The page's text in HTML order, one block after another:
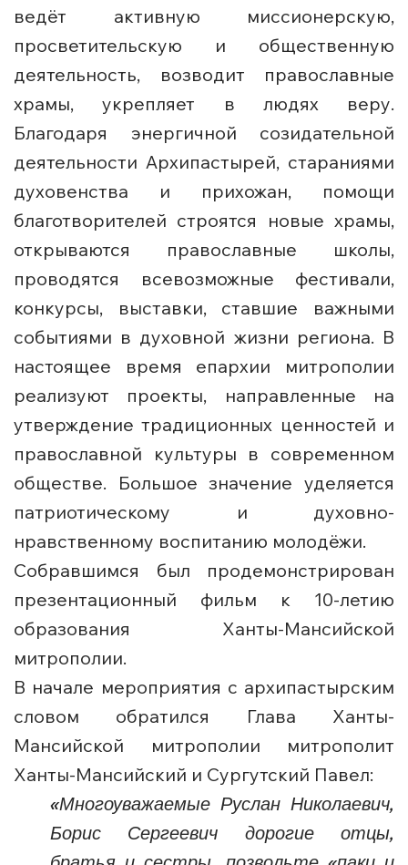
ведёт активную миссионерскую,
просветительскую и общественную
деятельность, возводит православные
храмы, укрепляет в людях веру.
Благодаря энергичной созидательной
деятельности Архипастырей, стараниями
духовенства и прихожан, помощи
благотворителей строятся новые храмы,
открываются православные школы,
проводятся всевозможные фестивали,
конкурсы, выставки, ставшие важными
событиями в духовной жизни региона. В
настоящее время епархии митрополии
реализуют проекты, направленные на
утверждение традиционных ценностей и
православной культуры в современном
обществе. Большое значение уделяется
патриотическому и духовно-
нравственному воспитанию молодёжи.
Собравшимся был продемонстрирован
презентационный фильм к 10-летию
образования Ханты-Мансийской
митрополии.
В начале мероприятия с архипастырским
словом обратился Глава Ханты-
Мансийской митрополии митрополит
Ханты-Мансийский и Сургутский Павел:
«Многоуважаемые Руслан Николаевич,
Борис Сергеевич дорогие отцы,